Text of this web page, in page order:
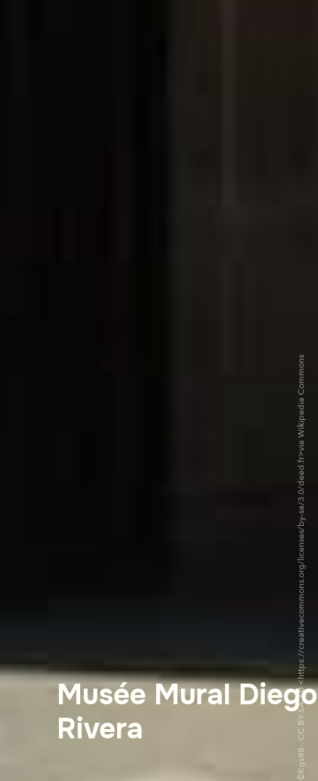
Musée Mural Diego
Rivera
©Kgv88 - CC BY-SA 3.0 <https://creativecommons.org/licenses/by-sa/3.0/deed.fr>via Wikipedia Commons